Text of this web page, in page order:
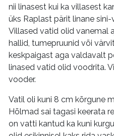
nii linasest kui ka villasest
üks Raplast pärit linane
Villased vatid olid vanemal
hallid, tumepruunid või
keskpaigast aga valdavalt
linased vatid olid voodrita.
vooder.
Vatil oli kuni 8 cm kõrgune
Hõlmad sai tagasi keerata
on vatti kantud ka kuni